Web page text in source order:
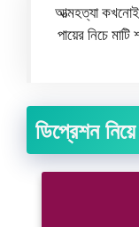
আত্মহত্যা
পায়ের নিচে
ডিপ্রেশন